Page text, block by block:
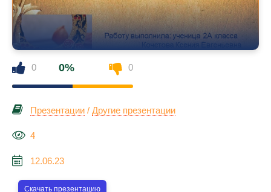
0 0% 0
Презентации / Другие презентации
4
12.06.23
Скачать презентацию